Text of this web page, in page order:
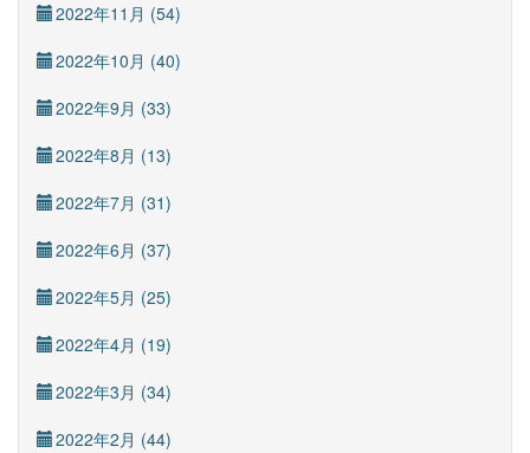
2022年11月 (54)
2022年10月 (40)
2022年9月 (33)
2022年8月 (13)
2022年7月 (31)
2022年6月 (37)
2022年5月 (25)
2022年4月 (19)
2022年3月 (34)
2022年2月 (44)